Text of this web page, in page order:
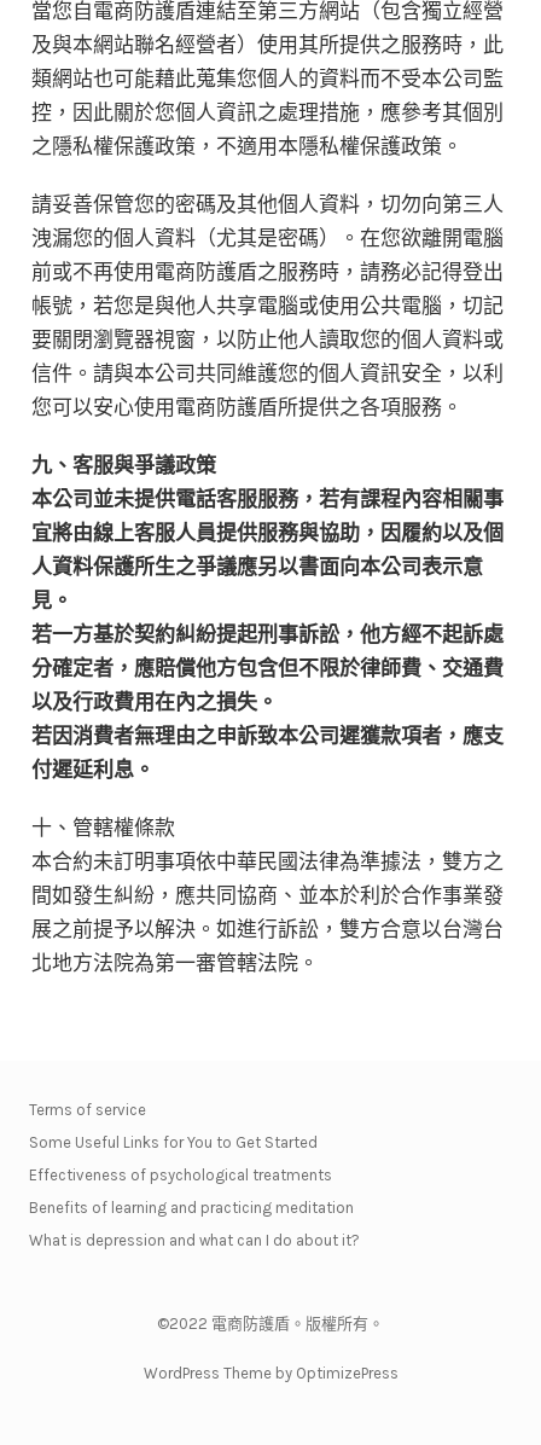
當您自電商防護盾連結至第三方網站（包含獨立經營
及與本網站聯名經營者）使用其所提供之服務時，此
類網站也可能藉此蒐集您個人的資料而不受本公司監
控，因此關於您個人資訊之處理措施，應參考其個別
之隱私權保護政策，不適用本隱私權保護政策。
請妥善保管您的密碼及其他個人資料，切勿向第三人
洩漏您的個人資料（尤其是密碼）。在您欲離開電腦
前或不再使用電商防護盾之服務時，請務必記得登出
帳號，若您是與他人共享電腦或使用公共電腦，切記
要關閉瀏覽器視窗，以防止他人讀取您的個人資料或
信件。請與本公司共同維護您的個人資訊安全，以利
您可以安心使用電商防護盾所提供之各項服務。
九、客服與爭議政策
本公司並未提供電話客服服務，若有課程內容相關事
宜將由線上客服人員提供服務與協助，因履約以及個
人資料保護所生之爭議應另以書面向本公司表示意
見。
若一方基於契約糾紛提起刑事訴訟，他方經不起訴處
分確定者，應賠償他方包含但不限於律師費、交通費
以及行政費用在內之損失。
若因消費者無理由之申訴致本公司遲獲款項者，應支
付遲延利息。
十、管轄權條款
本合約未訂明事項依中華民國法律為準據法，雙方之
間如發生糾紛，應共同協商、並本於利於合作事業發
展之前提予以解決。如進行訴訟，雙方合意以台灣台
北地方法院為第一審管轄法院。
Terms of service
Some Useful Links for You to Get Started
Effectiveness of psychological treatments
Benefits of learning and practicing meditation
What is depression and what can I do about it?
©2022 電商防護盾。 版權所有。
WordPress Theme by OptimizePress